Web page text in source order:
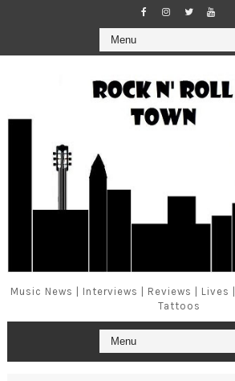
Music News | Interviews | Reviews |
Tattoos